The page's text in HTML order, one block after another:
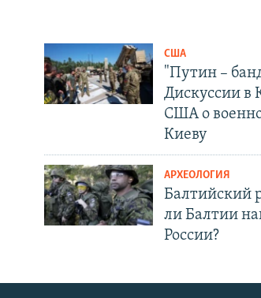
США
"Путин –
Дискуссии в
США о
Киеву
АРХЕОЛОГИЯ
Балтийский
ли Балтии
России?